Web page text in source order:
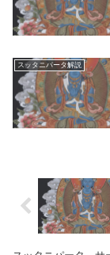
スッタニパータ解説